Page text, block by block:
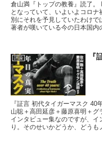
倉山満『トップの教養』読了。
となっていて、いよいよコロナ
別にそれを予見していたわけ
著者が嘆いている今の日本国内
評論 『
『証言 初代タイガーマスク
山聡＋高田延彦＋藤原喜明＋
インタビュー集なのですが、
り。そのせいかどうか、どうも